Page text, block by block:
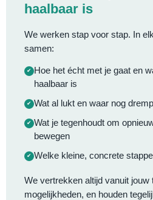
haalbaar is
We werken stap voor stap. In
samen:
Hoe het écht met je gaat en
haalbaar is
Wat al lukt en waar nog
Wat je tegenhoudt om
bewegen
Welke kleine, concrete
We vertrekken altijd vanuit jouw
mogelijkheden, en houden